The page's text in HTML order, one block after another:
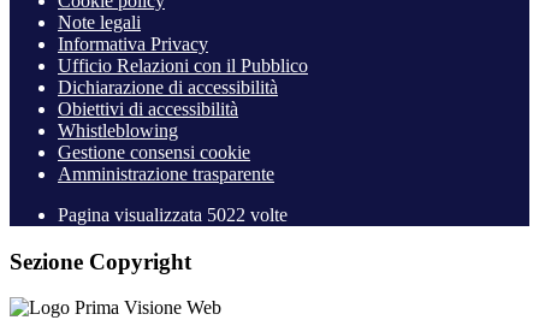
Note legali
Informativa Privacy
Ufficio Relazioni con il Pubblico
Dichiarazione di accessibilità
Obiettivi di accessibilità
Whistleblowing
Gestione consensi cookie
Amministrazione trasparente
Pagina visualizzata 5022 volte
Sezione Copyright